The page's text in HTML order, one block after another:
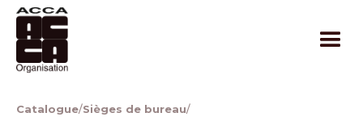
Catalogue/Sièges de bureau/